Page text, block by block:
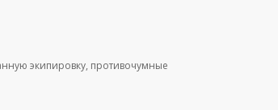
экипировку, противочумные